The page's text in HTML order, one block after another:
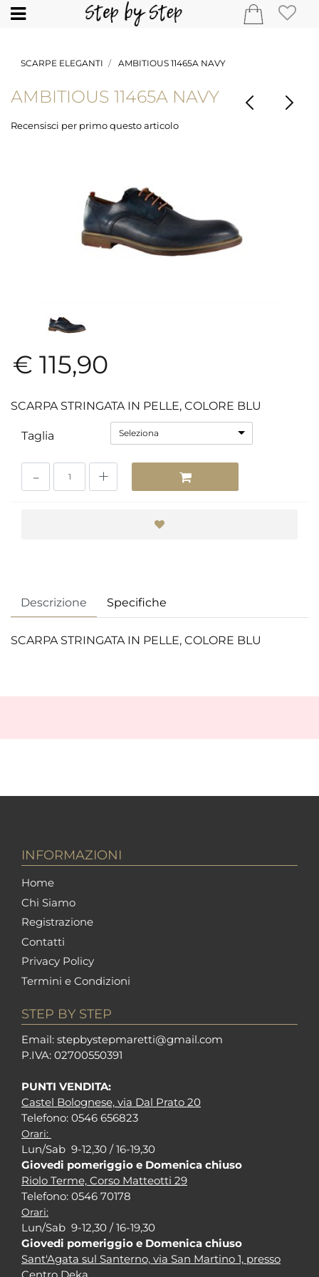
Open
SCARPE ELEGANTI AMBITIOUS 11465A NAVY
AMBITIOUS 11465A NAVY
Recensisci per primo questo articolo
€ 115,90
SCARPA STRINGATA IN PELLE, COLORE BLU
Taglia Seleziona
Descrizione Specifiche
SCARPA STRINGATA IN PELLE, COLORE BLU
INFORMAZIONI
Home
Chi Siamo
Registrazione
Contatti
Privacy Policy
Termini e Condizioni
STEP BY STEP
Email: stepbystepmaretti@gmail.com
P.IVA: 02700550391
PUNTI VENDITA:
Castel Bolognese, via Dal Prato 20
Telefono: 0546 656823
Orari:
Lun/Sab 9-12,30 / 16-19,30
Giovedi pomeriggio e Domenica chiuso
Riolo Terme, Corso Matteotti 29
Telefono: 0546 70178
Orari:
Lun/Sab 9-12,30 / 16-19,30
Giovedi pomeriggio e Domenica chiuso
Sant'Agata sul Santerno, via San Martino 1, presso